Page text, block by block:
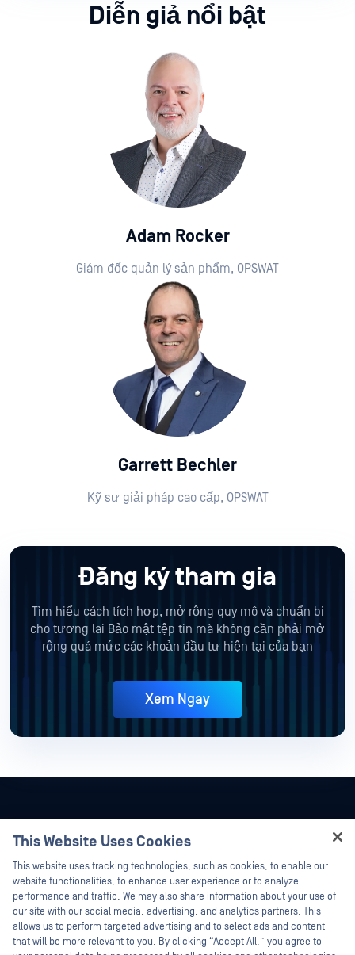
Diễn giả nổi bật
Adam Rocker
Giám đốc quản lý sản phẩm, OPSWAT
Garrett Bechler
Kỹ sư giải pháp cao cấp, OPSWAT
Đăng ký tham gia
Tìm hiểu cách tích hợp, mở rộng quy mô và chuẩn bị
cho tương lai Bảo mật tệp tin mà không cần phải mở
rộng quá mức các khoản đầu tư hiện tại của bạn
Xem Ngay
This Website Uses Cookies
This website uses tracking technologies, such as cookies, to enable our
website functionalities, to enhance user experience or to analyze
performance and traffic. We may also share information about your use of
our site with our social media, advertising, and analytics partners. This
allows us to perform targeted advertising and to select ads and content
that will be more relevant to you. By clicking “Accept All,” you agree to
Hey there!
I'm Ozzy, your OPSWAT virtual assistant.
How can I help you secure what's critical
today?